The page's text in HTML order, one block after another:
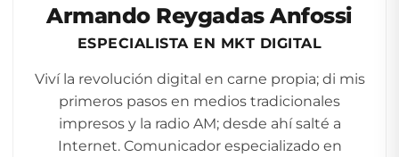
Armando Reygadas Anfossi
ESPECIALISTA EN MKT DIGITAL
Viví la revolución digital en carne propia; di mis
primeros pasos en medios tradicionales
impresos y la radio AM; desde ahí salté a
Internet. Comunicador especializado en